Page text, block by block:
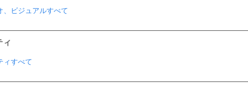
、ビジュアルすべて
ィ
ィすべて